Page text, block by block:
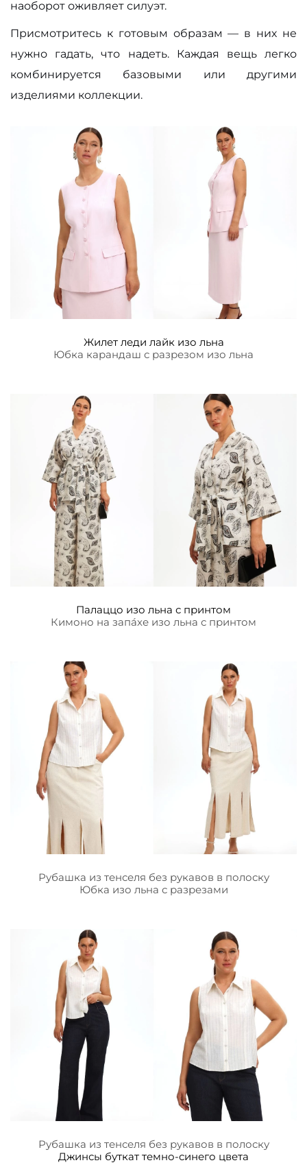
наоборот оживляет силуэт.
Присмотритесь к готовым образам — в них не
нужно гадать, что надеть. Каждая вещь легко
комбинируется базовыми или другими
изделиями коллекции.
Жилет леди лайк изо льна
Юбка карандаш с разрезом изо льна
Палаццо изо льна с принтом
Кимоно на запа́хе изо льна с принтом
Рубашка из тенселя без рукавов в полоску
Юбка изо льна с разрезами
Рубашка из тенселя без рукавов в полоску
Джинсы буткат темно-синего цвета